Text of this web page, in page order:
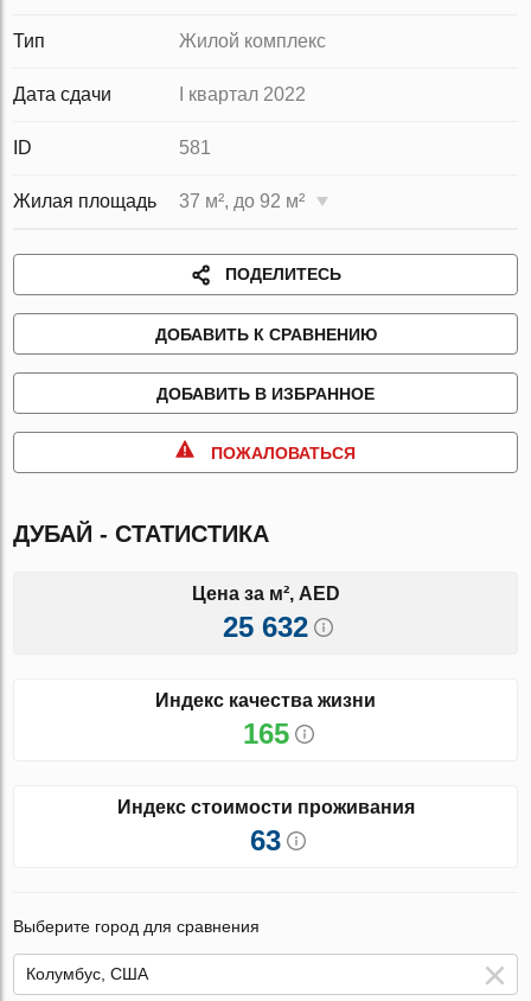
Тип Жилой комплекс
Дата сдачи I квартал 2022
ID 581
Жилая площадь 37 м², до 92 м²
ПОДЕЛИТЕСЬ
ДОБАВИТЬ К СРАВНЕНИЮ
ДОБАВИТЬ В ИЗБРАННОЕ
ПОЖАЛОВАТЬСЯ
ДУБАЙ - СТАТИСТИКА
Цена за м², AED
25 632
Индекс качества жизни
165
Индекс стоимости проживания
63
Выберите город для сравнения